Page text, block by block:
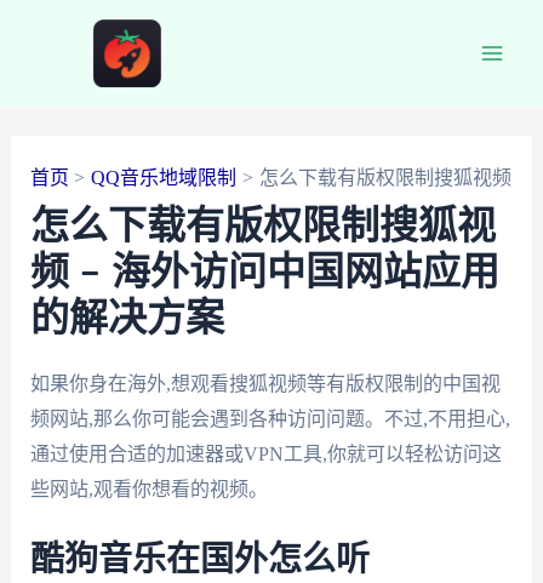
首页 QQ音乐地域限制 怎么下载有版权限制搜狐视频
怎么下载有版权限制搜狐视
频 – 海外访问中国网站应用
的解决方案
如果你身在海外,想观看搜狐视频等有版权限制的中国视
频网站,那么你可能会遇到各种访问问题。不过,不用担心,
通过使用合适的加速器或VPN工具,你就可以轻松访问这
些网站,观看你想看的视频。
酷狗音乐在国外怎么听